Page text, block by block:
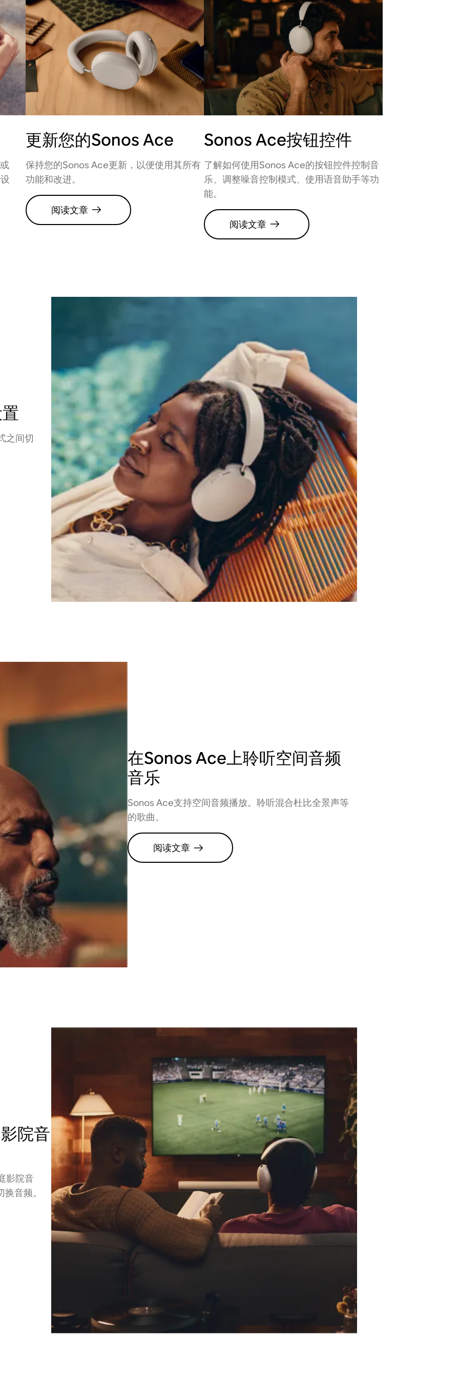
更新您的Sonos Ace
保持您的Sonos Ace更新，以便使用其所有
功能和改进。
阅读文章
Sonos Ace按钮控件
了解如何使用Sonos Ace的按钮控件控制音
乐、调整噪音控制模式、使用语音助手等功
能。
阅读文章
之间切
在Sonos Ace上聆听空间音频
音乐
Sonos Ace支持空间音频播放。聆听混合杜比全景声等
的歌曲。
阅读文章
院音
影院音
音频。